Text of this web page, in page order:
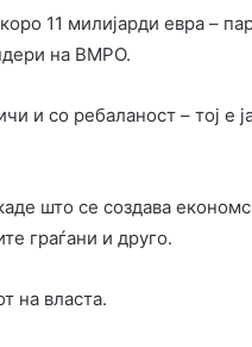
11 милијарди евра –
на ВМРО.
и со ребаланост – тој е
што се создава
граѓани и друго.
на власта.